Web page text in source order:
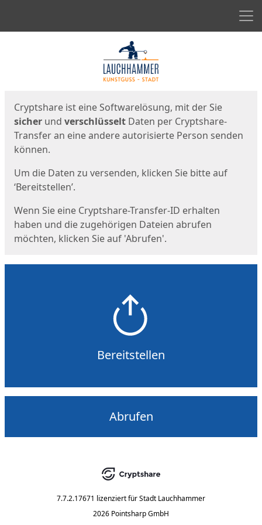
Cryptshare ist eine Softwarelösung, mit der Sie
sicher und verschlüsselt Daten per Cryptshare-
Transfer an eine andere autorisierte Person senden
können.
Um die Daten zu versenden, klicken Sie bitte auf
‘Bereitstellen’.
Wenn Sie eine Cryptshare-Transfer-ID erhalten
haben und die zugehörigen Dateien abrufen
möchten, klicken Sie auf 'Abrufen'.
Bereitstellen
Abrufen
7.7.2.17671 lizenziert fürStadt Lauchhammer
2026 Pointsharp GmbH